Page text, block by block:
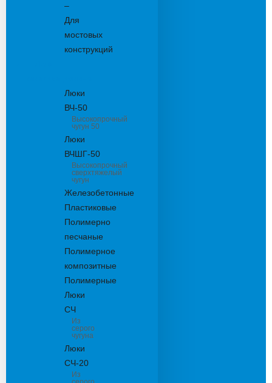
–
Для
мостовых
конструкций
Люки
ВЧ-50
Высокопрочный
чугун 50
Люки
ВЧШГ-50
Высокопрочный
сверхтяжелый
чугун
Железобетонные
Пластиковые
Полимерно
песчаные
Полимерное
композитные
Полимерные
Люки
СЧ
Из
серого
чугуна
Люки
СЧ-20
Из